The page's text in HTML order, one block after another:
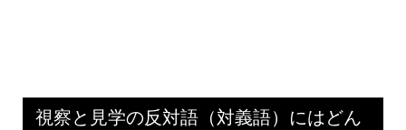
視察と見学の反対語（対義語）にはどん